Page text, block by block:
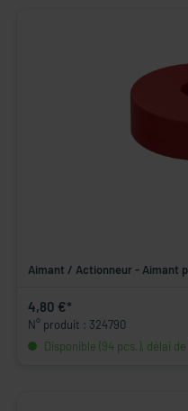
Aimant / Actionneur - Aimant
4,80 €*
N° produit : 324790
Disponible (94 pcs.), délai